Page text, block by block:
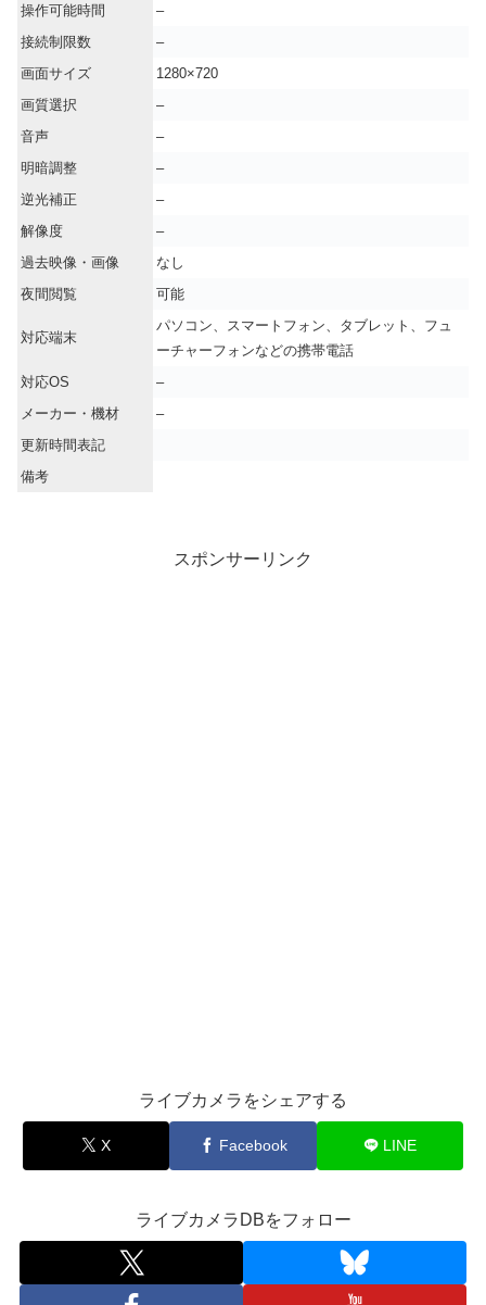
操作可能時間
–
接続制限数
–
画面サイズ
1280×720
画質選択
–
音声
–
明暗調整
–
逆光補正
–
解像度
–
過去映像・画像
なし
夜間閲覧
可能
対応端末
パソコン、スマートフォン、タブレット、フュ
ーチャーフォンなどの携帯電話
対応OS
–
メーカー・機材
–
更新時間表記
備考
スポンサーリンク
ライブカメラをシェアする
X Facebook LINE
ライブカメラDBをフォロー